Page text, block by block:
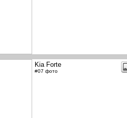
Kia Forte
#07 фото